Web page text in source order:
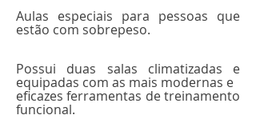
Aulas especiais para pessoas que
estão com sobrepeso.
Possui duas salas climatizadas e
equipadas com as mais modernas e
eficazes ferramentas de treinamento
funcional.